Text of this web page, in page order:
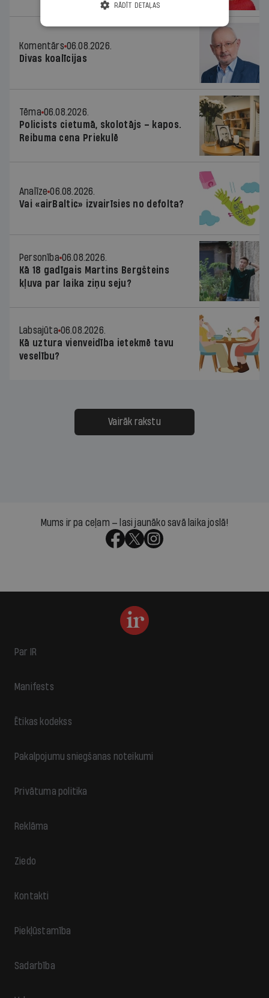
Komentārs 06.08.2026.
Divas koalīcijas
Tēma 06.08.2026.
Policists cietumā, skolotājs – kapos.
Reibuma cena Priekulē
Analīze 06.08.2026.
Vai «airBaltic» izvairīsies no defolta?
Personība 06.08.2026.
Kā 18 gadīgais Martins Bergšteins
kļuva par laika ziņu seju?
Labsajūta 06.08.2026.
Kā uztura vienveidība ietekmē tavu
veselību?
Vairāk rakstu
Mums ir pa ceļam — lasi jaunāko savā laika joslā!
Par IR
Manifests
Ētikas kodekss
Pakalpojumu sniegšanas noteikumi
Privātuma politika
Reklāma
Ziedo
Kontakti
Piekļūstamība
Sadarbība
RĀDĪT DETAĻAS